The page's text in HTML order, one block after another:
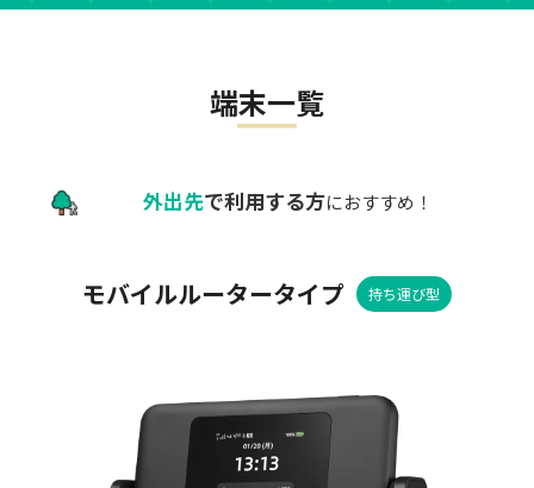
端末一覧
外出先で利用する方におすすめ！
モバイルルータータイプ 持ち運び型